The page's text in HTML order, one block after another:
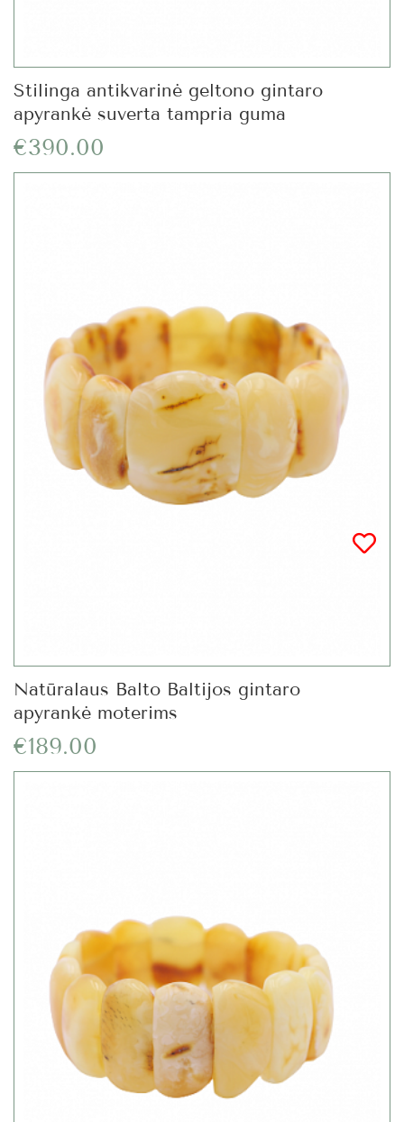
Stilinga antikvarinė geltono gintaro
apyrankė suverta tampria guma
€390.00
Natūralaus Balto Baltijos gintaro
apyrankė moterims
€189.00